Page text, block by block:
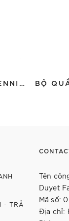
ÁO THUN HYDROGEN TENNIS COURT COTTON 'BLACK'
- TRẢ
Tên
Duyet
Mã số:
Địa chỉ: